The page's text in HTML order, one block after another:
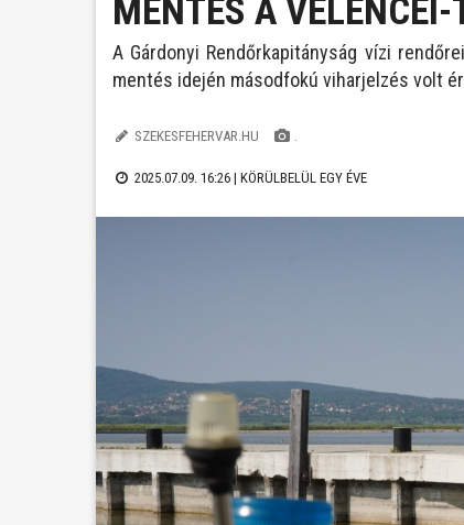
MENTÉS A VELENCEI-
A Gárdonyi Rendőrkapitányság vízi
mentés idején másodfokú viharjelzés volt
SZEKESFEHERVAR.HU .
2025.07.09. 16:26 | KÖRÜLBELÜL EGY ÉVE